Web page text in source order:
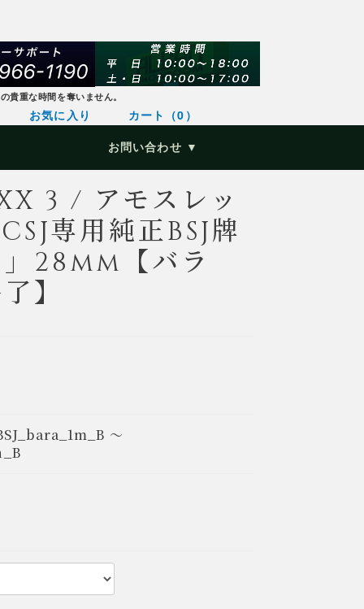
貴重な時間を奪いません。
お気に入り カート（0）
お問い合わせ ▼
3 / アモスレッ
専用純正BSJ牌
28mm【バラ
】
～